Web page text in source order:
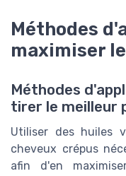
Méthodes
maximiser
Méthodes
tirer le meilleur
Utiliser des huiles
cheveux crépus
afin d'en